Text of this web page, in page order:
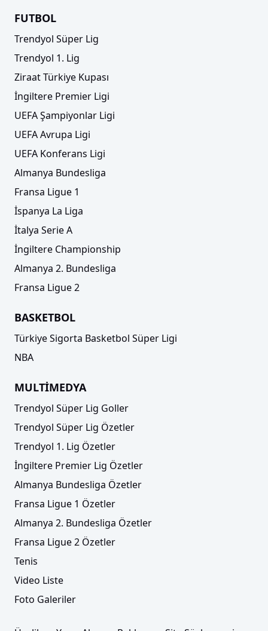
FUTBOL
Trendyol Süper Lig
Trendyol 1. Lig
Ziraat Türkiye Kupası
İngiltere Premier Ligi
UEFA Şampiyonlar Ligi
UEFA Avrupa Ligi
UEFA Konferans Ligi
Almanya Bundesliga
Fransa Ligue 1
İspanya La Liga
İtalya Serie A
İngiltere Championship
Almanya 2. Bundesliga
Fransa Ligue 2
BASKETBOL
Türkiye Sigorta Basketbol Süper Ligi
NBA
MULTİMEDYA
Trendyol Süper Lig Goller
Trendyol Süper Lig Özetler
Trendyol 1. Lig Özetler
İngiltere Premier Lig Özetler
Almanya Bundesliga Özetler
Fransa Ligue 1 Özetler
Almanya 2. Bundesliga Özetler
Fransa Ligue 2 Özetler
Tenis
Video Liste
Foto Galeriler